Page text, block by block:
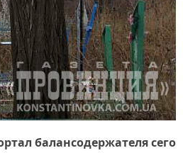
балансодержателя сего